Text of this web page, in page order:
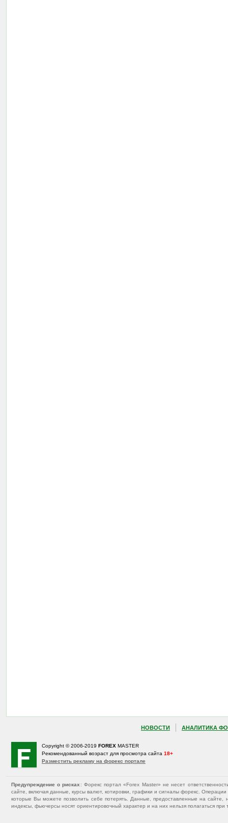
НОВОСТИ АНАЛИТИКА
Copyright © 2006-2019 FOREX MASTER
Рекомендованный возраст для просмотра сайта 18+
Разместить рекламу на форекс портале
Предупреждение о рисках : Форекс портал «Forex Master» не несет
сайте, включая данные, курсы валют, котировки, графики и сигналы форекс.
которые Вы можете позволить себе потерять. Данные, предоставленные на
индексы, фьючерсы носят ориентировочный характер и на них нельзя полагаться при